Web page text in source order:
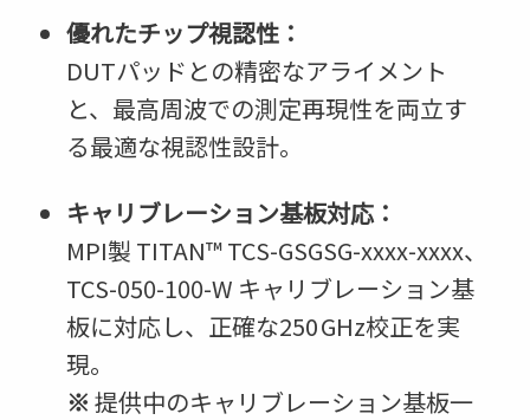
優れたチップ視認性：
DUTパッドとの精密なアライメント
と、最高周波での測定再現性を両立す
る最適な視認性設計。
キャリブレーション基板対応：
MPI製 TITAN™ TCS-GSGSG-xxxx-xxxx、
TCS-050-100-W キャリブレーション基
板に対応し、正確な250 GHz校正を実
現。
※ 提供中のキャリブレーション基板一